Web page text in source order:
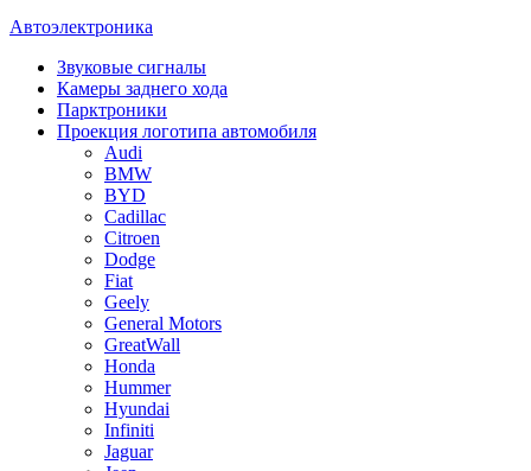
Автоэлектроника
Звуковые сигналы
Камеры заднего хода
Парктроники
Проекция логотипа автомобиля
Audi
BMW
BYD
Cadillac
Citroen
Dodge
Fiat
Geely
General Motors
GreatWall
Honda
Hummer
Hyundai
Infiniti
Jaguar